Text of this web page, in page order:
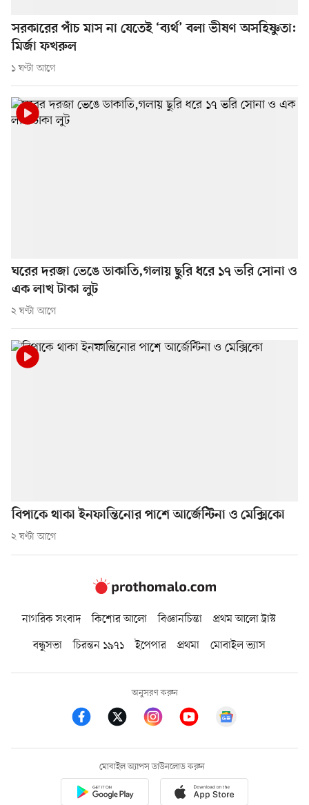
সরকারের পাঁচ মাস না যেতেই ‘ব্যর্থ’ বলা ভীষণ অসহিষ্ণুতা:
মির্জা ফখরুল
১ ঘণ্টা আগে
ঘরের দরজা ভেঙে ডাকাতি,গলায় ছুরি ধরে ১৭ ভরি সোনা ও
এক লাখ টাকা লুট
২ ঘণ্টা আগে
বিপাকে থাকা ইনফান্তিনোর পাশে আর্জেন্টিনা ও মেক্সিকো
২ ঘণ্টা আগে
নাগরিক সংবাদ কিশোর আলো বিজ্ঞানচিন্তা
প্রথম আলো ট্রাস্ট
বন্ধুসভা
চিরন্তন ১৯৭১ ইপেপার প্রথমা মোবাইল ভ্যাস
অনুসরণ করুন
মোবাইল অ্যাপস ডাউনলোড করুন